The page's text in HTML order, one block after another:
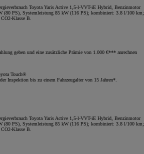
Toyota Yaris Active 1,5-l-VVT-iE Hybrid, Benzinmotor
(80 PS), Systemleistung 85 kW (116 PS); kombiniert: 3.8 l/100 km;
Klasse B.
geben und eine zusätzliche Prämie von 1.000 €*** anrechnen
Touch®
Inspektion bis zu einem Fahrzeugalter von 15 Jahren*.
Toyota Yaris Active 1,5-l-VVT-iE Hybrid, Benzinmotor
(80 PS), Systemleistung 85 kW (116 PS); kombiniert: 3.8 l/100 km;
Klasse B.